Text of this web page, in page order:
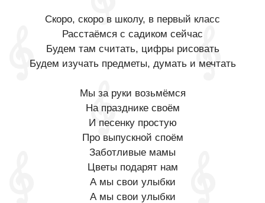
Скоро, скоро в школу, в первый класс
Расстаёмся с садиком сейчас
Будем там считать, цифры рисовать
Будем изучать предметы, думать и мечтать
Мы за руки возьмёмся
На празднике своём
И песенку простую
Про выпускной споём
Заботливые мамы
Цветы подарят нам
А мы свои улыбки
А мы свои улыбки